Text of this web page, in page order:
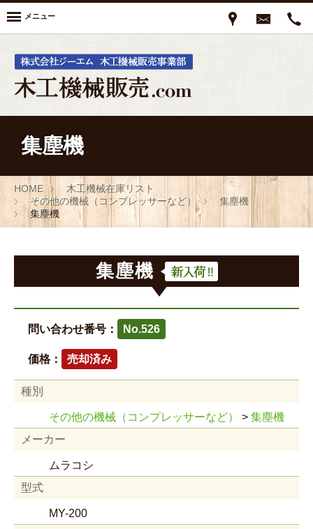
メニュー
集塵機
HOME
木工機械在庫リスト
その他の機械（コンプレッサーなど）
集塵機
集塵機
集塵機
問い合わせ番号： No.526
価格： 売却済み
種別
その他の機械（コンプレッサーなど） > 集塵機
メーカー
ムラコシ
型式
MY-200